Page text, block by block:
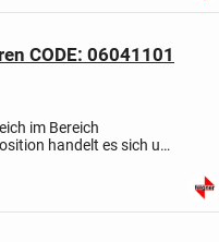
CODE: 06041101
im Bereich
handelt es sich um